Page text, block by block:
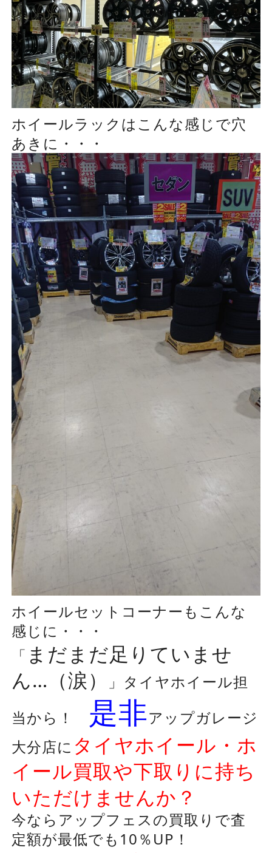
ホイールラックはこんな感じで穴
あきに・・・
ホイールセットコーナーもこんな
感じに・・・
「 まだまだ足りていませ
ん…（涙）
」タイヤホイール担
当から！ 是非アップガレージ
大分店に タイヤホイール・ホ
イール買取や下取りに持ち
いただけませんか？
今ならアップフェスの買取りで査
定額が最低でも10％UP！